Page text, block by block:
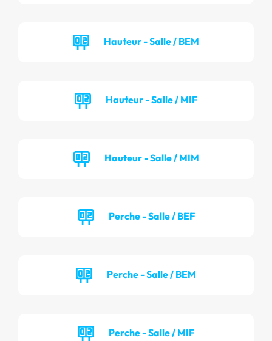
Hauteur - Salle / BEM
Hauteur - Salle / MIF
Hauteur - Salle / MIM
Perche - Salle / BEF
Perche - Salle / BEM
Perche - Salle / MIF